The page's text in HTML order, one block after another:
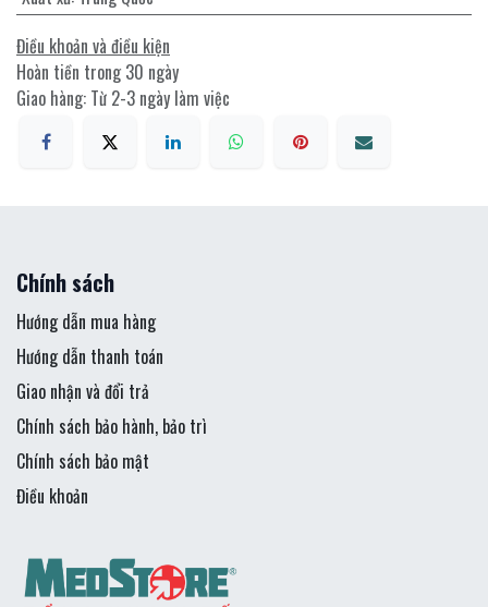
Điều khoản và điều kiện
Hoàn tiền trong 30 ngày
Giao hàng: Từ 2-3 ngày làm việc
Chính sách
Hướng dẫn mua hàng
Hướng dẫn thanh toán
Giao nhận và đổi trả
Chính sách bảo hành, bảo trì
Chính sách bảo mật
Điều khoản